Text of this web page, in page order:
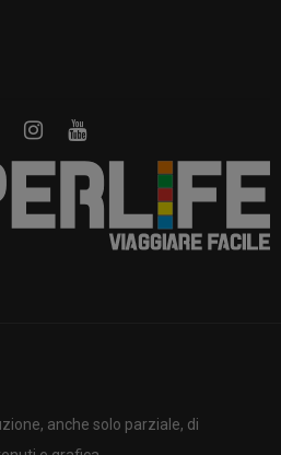
anche solo parziale, di